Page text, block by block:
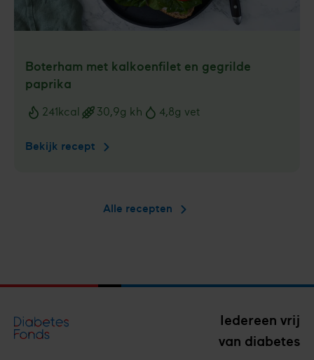
Boterham met kalkoen­filet en gegrilde
paprika
241 kcal 30,9g kh 4,8g vet
Bekijk recept Boterham
en
Alle recepten
Iedereen vrij
van diabetes